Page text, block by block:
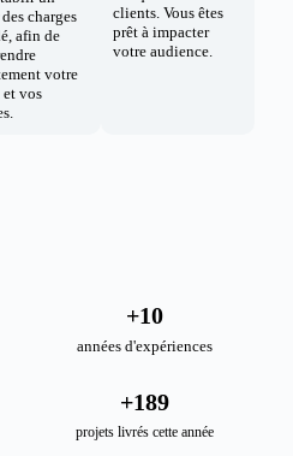
charges
afin de
votre
vos
clients. Vous êtes
prêt à impacter
votre audience.
années d'expériences
+10
projets livrés cette année
+189